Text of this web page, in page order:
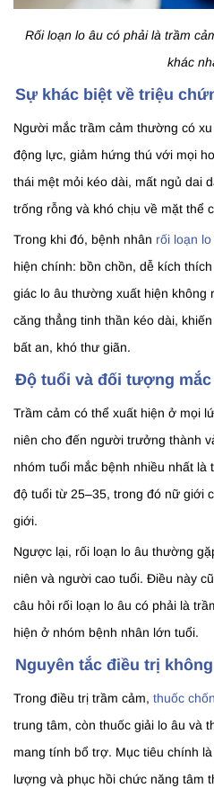
Rối loạn lo âu có phải là trầm
khác
Sự khác biệt về triệu
Người mắc trầm cảm thường có
động lực, giảm hứng thú với mọi
thái mệt mỏi kéo dài, mất ngủ dai
trống rỗng và khó chịu về mặt thể
Trong khi đó, bệnh nhân rối loạn lo
hiện chính: bồn chồn, dễ kích
giác lo âu thường xuất hiện không
căng thẳng tinh thần kéo dài,
bất an, khó thư giãn.
Độ tuổi và đối tượng mắc
Trầm cảm có thể xuất hiện ở mọi
niên cho đến người trưởng thành
nhóm tuổi mắc bệnh nhiều nhất
độ tuổi từ 25–35, trong đó nữ giới
giới.
Ngược lại, rối loạn lo âu thường
niên và người cao tuổi. Điều này
câu hỏi rối loạn lo âu có phải là
hiện ở nhóm bệnh nhân lớn tuổi.
Nguyên tắc điều trị
Trong điều trị trầm cảm, thuốc
trung tâm, còn thuốc giải lo âu và
mang tính bổ trợ. Mục tiêu chính
lượng và phục hồi chức năng tâm